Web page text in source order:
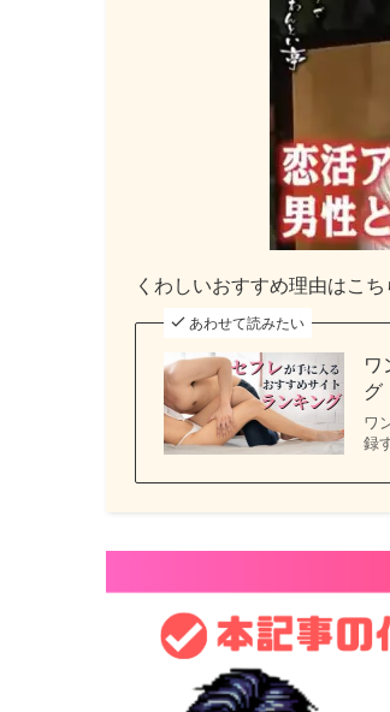
くわしいおすすめ理由はこち
あわせて読みたい
ワ
グ
ワ
録